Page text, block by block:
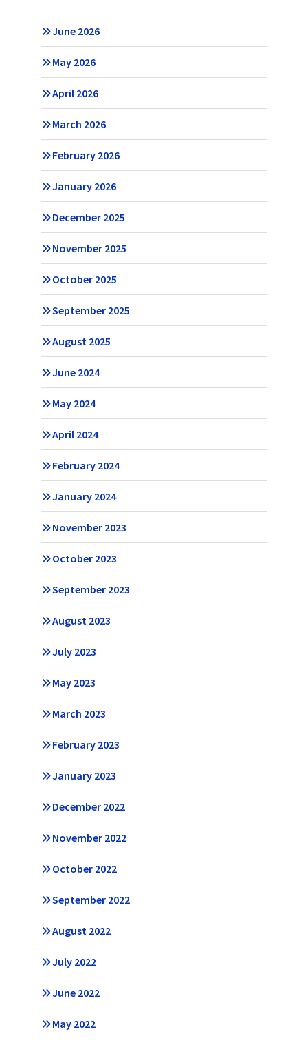
June 2026
May 2026
April 2026
March 2026
February 2026
January 2026
December 2025
November 2025
October 2025
September 2025
August 2025
June 2024
May 2024
April 2024
February 2024
January 2024
November 2023
October 2023
September 2023
August 2023
July 2023
May 2023
March 2023
February 2023
January 2023
December 2022
November 2022
October 2022
September 2022
August 2022
July 2022
June 2022
May 2022